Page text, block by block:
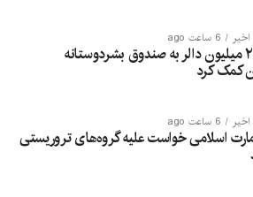
6 ساعت ago
کویت ۲.۵ میلیون دالر به صندوق بشردوستانه
کمک کرد
6 ساعت ago
اسلامی خواست علیه گروه‌های تروریستی